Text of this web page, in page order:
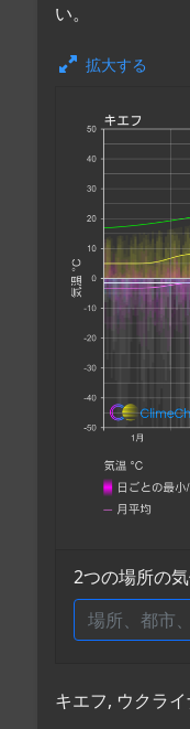
い。
拡大する
2つの場所の
キエフ, ウクラ